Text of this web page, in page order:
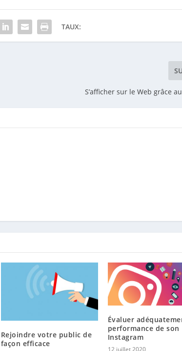
TAUX:
S’afficher sur le Web grâce
Rejoindre votre public de
façon efficace
Évaluer
performance de son
Instagram
12 juillet 2020